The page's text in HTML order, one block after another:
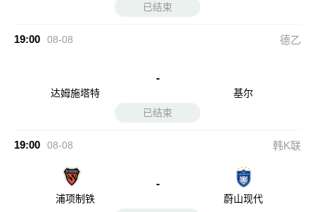
已结束
19:00 08-08 德乙
达姆施塔特
-
基尔
已结束
19:00 08-08 韩K联
浦项制铁
-
蔚山现代